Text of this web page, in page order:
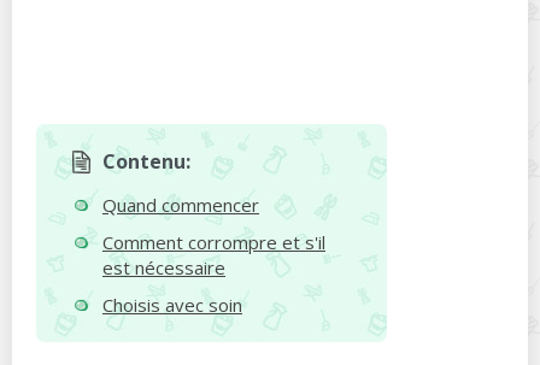
Contenu:
Quand commencer
Comment corrompre et s'il
est nécessaire
Choisis avec soin